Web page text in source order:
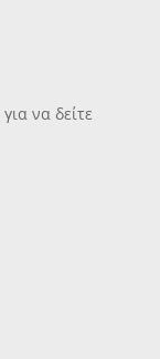
να δείτε